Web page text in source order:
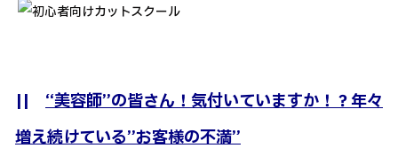
|| “美容師”の皆さん！気付いていますか！？年々
増え続けている”お客様の不満”